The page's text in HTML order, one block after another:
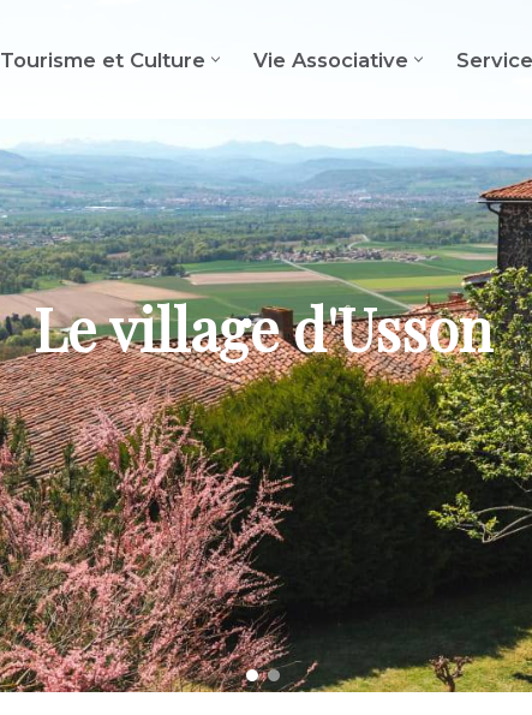
Tourisme et Culture Vie Associative
Le village d'Usson